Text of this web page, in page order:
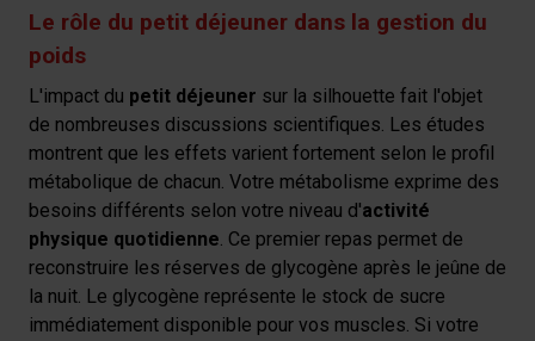
Le rôle du petit déjeuner dans la gestion du
poids
L'impact du petit déjeuner sur la silhouette fait l'objet
de nombreuses discussions scientifiques. Les études
montrent que les effets varient fortement selon le profil
métabolique de chacun. Votre métabolisme exprime des
besoins différents selon votre niveau d'activité
physique quotidienne. Ce premier repas permet de
reconstruire les réserves de glycogène après le jeûne de
la nuit. Le glycogène représente le stock de sucre
immédiatement disponible pour vos muscles. Si votre